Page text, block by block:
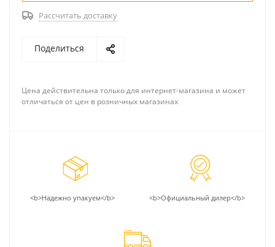
Рассчитать доставку
Поделиться
Цена действительна только для интернет-магазина и может
отличаться от цен в розничных магазинах
<b>Надежно упакуем</b> <b>Официальный дилер</b>